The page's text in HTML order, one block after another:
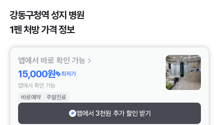
강동구청역 성지 병원
1펜 처방 가격 정보
앱에서 바로 확인 가능
15,000원
최저가
앱에서 확인 가능
바로예약
주말진료
앱에서 3천원 추가 할인 받기